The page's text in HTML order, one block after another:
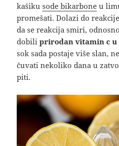
kašikusode bikarbone u
promešati. Dolazi do
da se reakcija smiri,
dobiliprirodan vitamin c
sok sada postaje više slan,
čuvati nekoliko dana u
piti.